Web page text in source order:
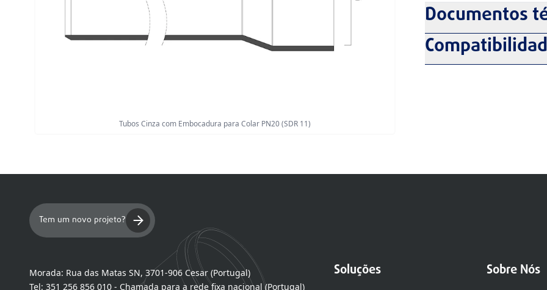
Tubos Cinza com Embocadura para Colar PN20 (SDR 11)
Documentos
Tem um novo projeto?
Morada: Rua das Matas SN, 3701-906 Cesar (Portugal)
Tel: 351 256 856 010 - Chamada para a rede fixa nacional (Portugal)
Soluções Sobre Nós